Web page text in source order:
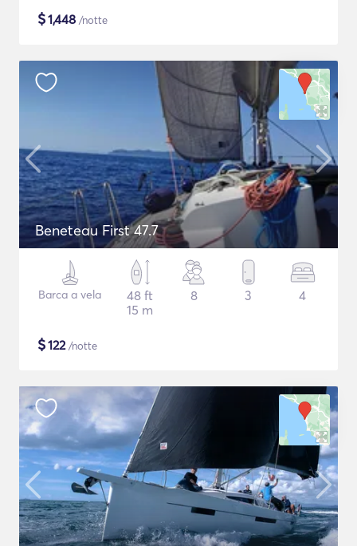
$1,448 /notte
Beneteau First 47.7
Barca a vela
48 ft
15 m
8 3 4
$122/notte